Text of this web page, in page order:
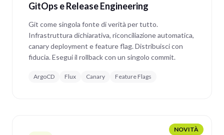
GitOps e Release Engineering
Git come singola fonte di verità per tutto.
Infrastruttura dichiarativa, riconciliazione automatica,
canary deployment e feature flag. Distribuisci con
fiducia. Esegui il rollback con un singolo commit.
ArgoCD Flux Canary Feature Flags
NOVITÀ